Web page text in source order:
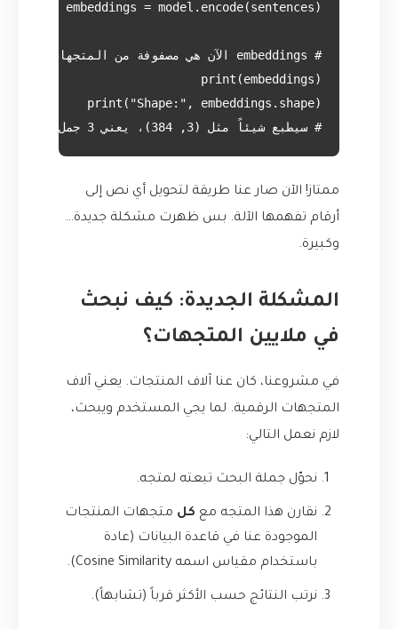
# سيطبع شيئاً مثل (3, 384)، يعني 3 جمل، كل جملة ممثلة بـ 384 رقم
ممتاز! الآن صار عنا طريقة لتحويل أي نص إلى
أرقام تفهمها الآلة. بس ظهرت مشكلة جديدة…
وكبيرة.
المشكلة الجديدة: كيف نبحث
في ملايين المتجهات؟
في مشروعنا، كان عنا آلاف المنتجات. يعني آلاف
المتجهات الرقمية. لما يجي المستخدم ويبحث،
لازم نعمل التالي:
نحوّل جملة البحث تبعته لمتجه.
نقارن هذا المتجه مع كل متجهات المنتجات
الموجودة عنا في قاعدة البيانات (عادة
باستخدام مقياس اسمه Cosine Similarity).
نرتب النتائج حسب الأكثر قرباً (تشابهاً).